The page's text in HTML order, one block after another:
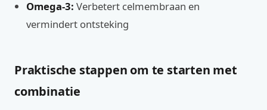
Omega-3: Verbetert celmembraan en
vermindert ontsteking
Praktische stappen om te starten met
combinatie